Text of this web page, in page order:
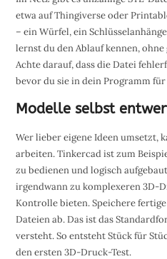
etwa auf Thingiverse oder
– ein Würfel, ein
lernst du den Ablauf kennen,
Achte darauf, dass die Datei
bevor du sie in dein Programm
Modelle selbst
Wer lieber eigene Ideen umsetzt,
arbeiten. Tinkercad ist zum
zu bedienen und logisch
irgendwann zu komplexeren 3D-
Kontrolle bieten. Speichere
Dateien ab. Das ist das
versteht. So entsteht Stück für
den ersten 3D-Druck-Test.